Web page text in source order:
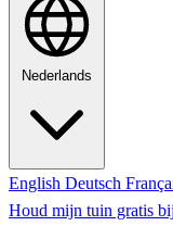
Nederlands
English Deutsch
Houd mijn tuin gratis bij